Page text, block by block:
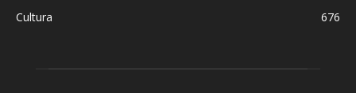
Cultura
676